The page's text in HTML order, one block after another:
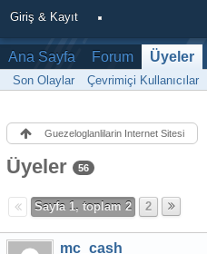
Giriş & Kayıt
Ana Sayfa Forum Üyeler
Son Olaylar Çevrimiçi Kullanıcılar
Guezeloglanlilarin Internet Sitesi
Üyeler 56
Sayfa 1, toplam 2 2
mc_cash